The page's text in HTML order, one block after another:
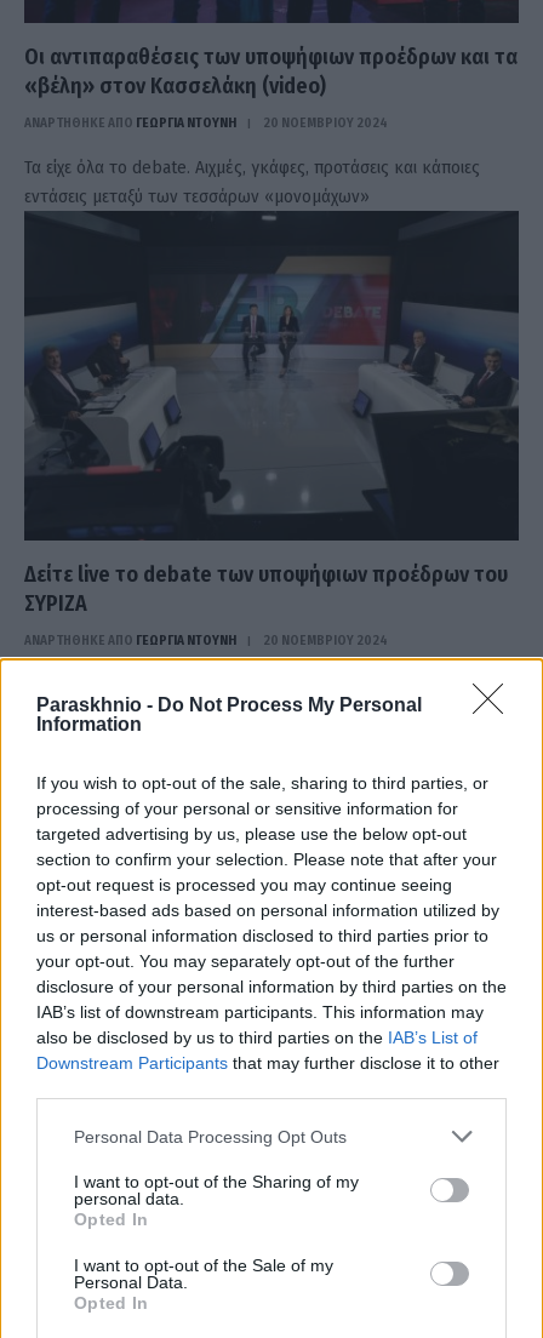
Paraskhnio - Do Not Process My Personal
Information
If you wish to opt-out of the sale, sharing to third parties, or
processing of your personal or sensitive information for
targeted advertising by us, please use the below opt-out
section to confirm your selection. Please note that after your
opt-out request is processed you may continue seeing
interest-based ads based on personal information utilized by
us or personal information disclosed to third parties prior to
your opt-out. You may separately opt-out of the further
disclosure of your personal information by third parties on the
IAB’s list of downstream participants. This information may
also be disclosed by us to third parties on the IAB’s List of
Downstream Participants that may further disclose it to other
Please note that this website/app uses one or more Google
not limited to your visit or usage behaviour. You may click to
grant or deny consent to Google and its third-party tags to
use your data for below specified purposes in below Google
consent section.
Personal Data Processing Opt Outs
I want to opt-out of the Sharing of my
personal data.
Opted In
I want to opt-out of the Sale of my
Personal Data.
Opted In
Οι αντιπαραθέσεις των υποψήφιων προέδρων και τα
«βέλη» στον Κασσελάκη (video)
ΑΝΑΡΤΗΘΗΚΕ ΑΠΟ ΓΕΩΡΓΊΑ ΝΤΟΎΝΗ 20 ΝΟΕΜΒΡΊΟΥ 2024
Τα είχε όλα το debate. Αιχμές, γκάφες, προτάσεις και κάποιες
εντάσεις μεταξύ των τεσσάρων «μονομάχων»
Δείτε live το debate των υποψήφιων προέδρων του
ΣΥΡΙΖΑ
ΑΝΑΡΤΗΘΗΚΕ ΑΠΟ ΓΕΩΡΓΊΑ ΝΤΟΎΝΗ 20 ΝΟΕΜΒΡΊΟΥ 2024
τεσσάρων «μονομάχων»: Φάμελλος, Πολάκης, Γκλέτσος και
κανόνες και οι θεματικές
ΑΝΑΡΤΗΘΗΚΕ ΑΠΟNEWSROOM 19 ΝΟΕΜΒΡΊΟΥ 2024
Το ντιμπέιτ μεταξύ των τεσσάρων υποψήφιων προέδρων του
ΣΥΡΙΖΑ αναμένεται να διεξαχθεί την Τετάρτη 20 Νοεμβρίου 2024,
στις 20:00, στο…